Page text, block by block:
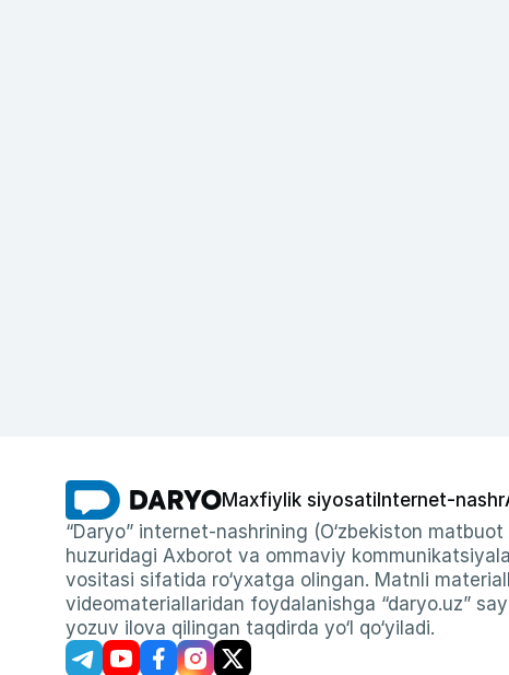
Maxfiylik siyosati Internet-nashr
“Daryo” internet-nashrining (O‘zbekiston
huzuridagi Axborot va ommaviy
vositasi sifatida ro‘yxatga olingan. Matnli
videomateriallaridan foydalanishga “daryo.uz”
yozuv ilova qilingan taqdirda yo‘l qo‘yiladi.